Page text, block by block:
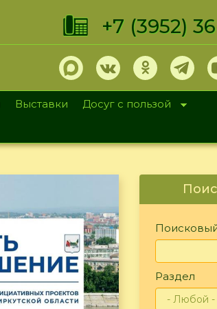
+7 (3952)
Выставки
Досуг с пользой
Раздел